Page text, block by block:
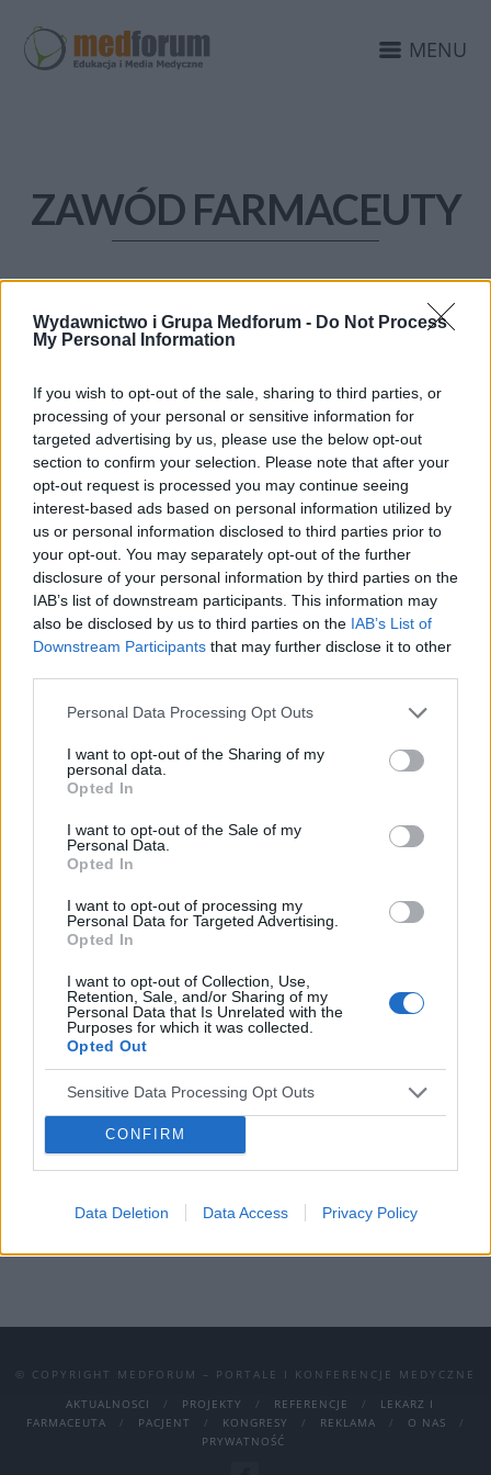
Wydawnictwo i Grupa Medforum - Do Not Process
My Personal Information
If you wish to opt-out of the sale, sharing to third parties, or
processing of your personal or sensitive information for
targeted advertising by us, please use the below opt-out
section to confirm your selection. Please note that after your
opt-out request is processed you may continue seeing
interest-based ads based on personal information utilized by
us or personal information disclosed to third parties prior to
your opt-out. You may separately opt-out of the further
disclosure of your personal information by third parties on the
IAB’s list of downstream participants. This information may
also be disclosed by us to third parties on the IAB’s List of
Downstream Participants that may further disclose it to other
Personal Data Processing Opt Outs
I want to opt-out of the Sharing of my
personal data.
Opted In
I want to opt-out of the Sale of my
Personal Data.
Opted In
I want to opt-out of processing my
Personal Data for Targeted Advertising.
Opted In
I want to opt-out of Collection, Use,
Retention, Sale, and/or Sharing of my
Personal Data that Is Unrelated with the
Purposes for which it was collected.
Opted Out
Sensitive Data Processing Opt Outs
CONFIRM
Data Deletion Data Access Privacy Policy
MENU
ZAWÓD FARMACEUTY
2 GRUDNIA 2024
VIII Wigilia Polskiego
Towarzystwa Studentów
Farmacji w Lublinie 6-8
grudnia 2024
Farmaceuta to zawód zaufania
publicznego. Bardzo często farmaceuci są
pierwszą linią kontaktu z pacjentem. Aby
zapewniać mu profesjonalną opiekę
muszą przejść prawie 6 lat wymagających
studiów oraz nadążać za ciągłymi
zmianami w świecie farmacji. Stres
związany z zajęciami oraz
odpowiedzialnością zawodową sprawia, że
obecnie wielu farmaceutów mierzy się z
wypaleniem zawodowym.
READ MORE›
© COPYRIGHT MEDFORUM – PORTALE I KONFERENCJE MEDYCZNE
AKTUALNOSCI
PROJEKTY REFERENCJE
LEKARZ I
FARMACEUTA
PACJENT KONGRESY REKLAMA
O NAS
PRYWATNOŚĆ